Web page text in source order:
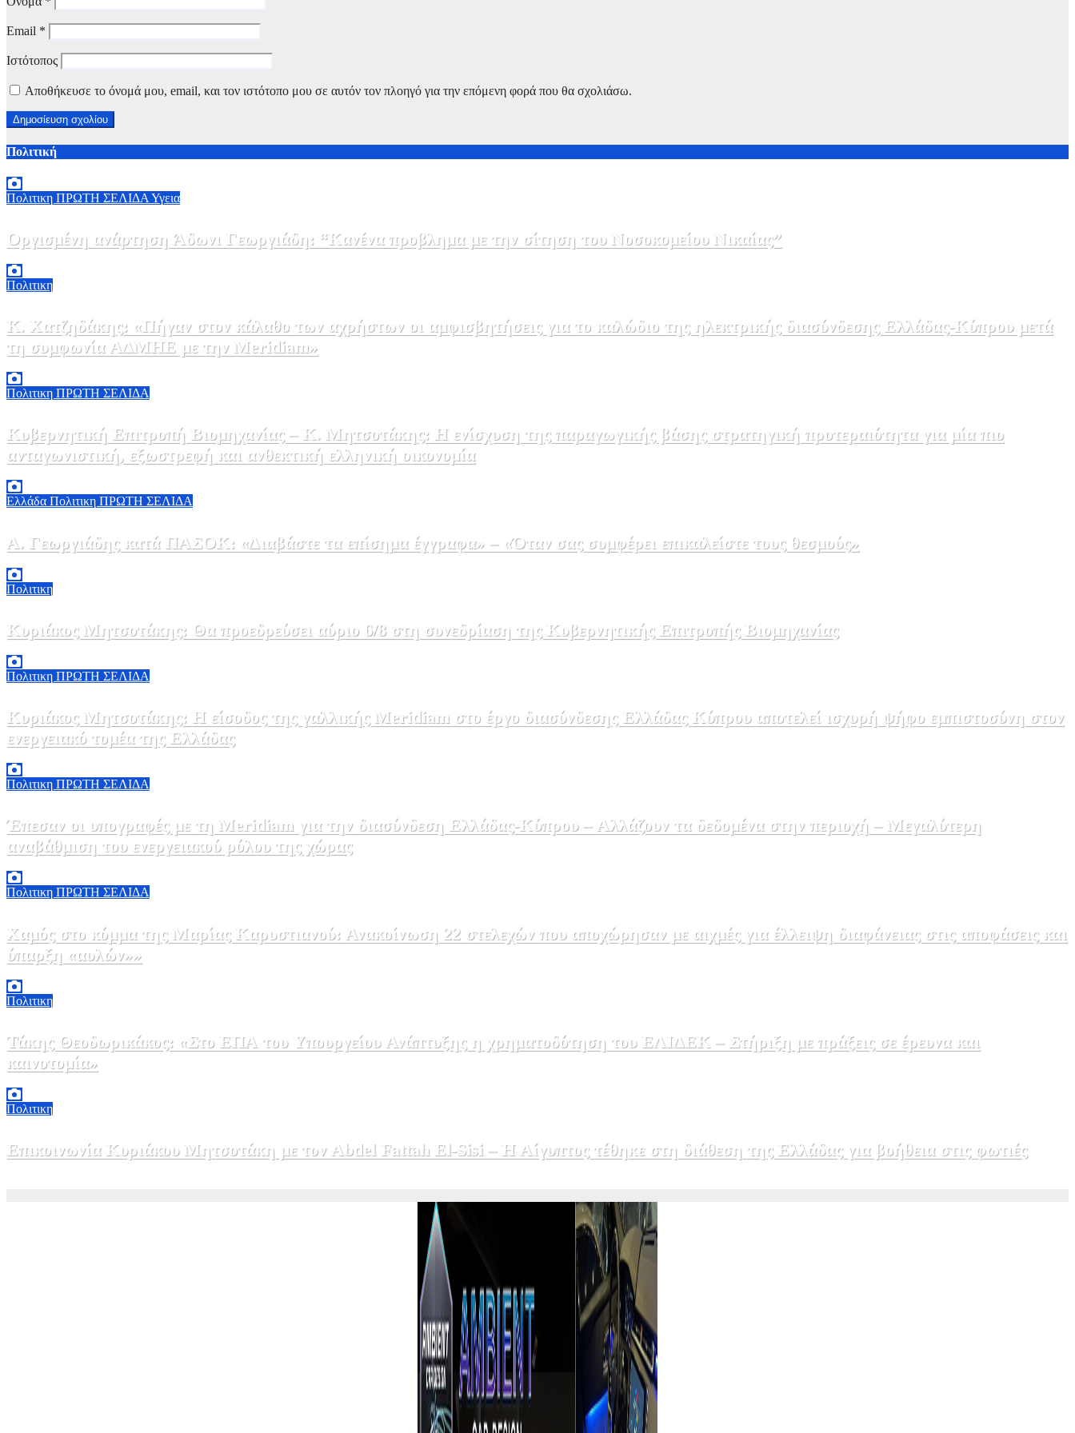
Email *
Ιστότοπος
Αποθήκευσε το όνομά μου, email, και τον ιστότοπο μου σε αυτόν τον πλοηγό για την επόμενη φορά που θα σχολιάσω.
Πολιτική
Πολιτικη ΠΡΩΤΗ ΣΕΛΙΔΑ Υγεια
Οργισμένη ανάρτηση Άδωνι Γεωργιάδη: “Κανένα προβλημα με την σίτηση του Νοσοκομείου Νικαίας”
Πολιτικη
Κ. Χατζηδάκης: «Πήγαν στον κάλαθο των αχρήστων οι αμφισβητήσεις για το καλώδιο της ηλεκτρικής διασύνδεσης Ελλάδας-Κύπρου μετά
τη συμφωνία ΑΔΜΗΕ με την Meridiam»
Πολιτικη ΠΡΩΤΗ ΣΕΛΙΔΑ
Κυβερνητική Επιτροπή Βιομηχανίας – Κ. Μητσοτάκης: Η ενίσχυση της παραγωγικής βάσης στρατηγική προτεραιότητα για μία πιο
ανταγωνιστική, εξωστρεφή και ανθεκτική ελληνική οικονομία
Ελλάδα Πολιτικη ΠΡΩΤΗ ΣΕΛΙΔΑ
Α. Γεωργιάδης κατά ΠΑΣΟΚ: «Διαβάστε τα επίσημα έγγραφα» – «Όταν σας συμφέρει επικαλείστε τους θεσμούς»
Πολιτικη
Κυριάκος Μητσοτάκης: Θα προεδρεύσει αύριο 6/8 στη συνεδρίαση της Κυβερνητικής Επιτροπής Βιομηχανίας
Πολιτικη ΠΡΩΤΗ ΣΕΛΙΔΑ
Κυριάκος Μητσοτάκης: Η είσοδος της γαλλικής Meridiam στο έργο διασύνδεσης Ελλάδας Κύπρου αποτελεί ισχυρή ψήφο εμπιστοσύνη στον
ενεργειακό τομέα της Ελλάδας
Πολιτικη ΠΡΩΤΗ ΣΕΛΙΔΑ
Έπεσαν οι υπογραφές με τη Meridiam για την διασύνδεση Ελλάδας-Κύπρου – Αλλάζουν τα δεδομένα στην περιοχή – Μεγαλύτερη
αναβάθμιση του ενεργειακού ρόλου της χώρας
Πολιτικη ΠΡΩΤΗ ΣΕΛΙΔΑ
Χαμός στο κόμμα της Μαρίας Καρυστιανού: Ανακοίνωση 22 στελεχών που αποχώρησαν με αιχμές για έλλειψη διαφάνειας στις αποφάσεις και
ύπαρξη «αυλών»»
Πολιτικη
Τάκης Θεοδωρικάκος: «Στο ΕΠΑ του Υπουργείου Ανάπτυξης η χρηματοδότηση του ΕΛΙΔΕΚ – Στήριξη με πράξεις σε έρευνα και
καινοτομία»
Πολιτικη
Επικοινωνία Κυριάκου Μητσοτάκη με τον Abdel Fattah El-Sisi – Η Αίγυπτος τέθηκε στη διάθεση της Ελλάδας για βοήθεια στις φωτιές